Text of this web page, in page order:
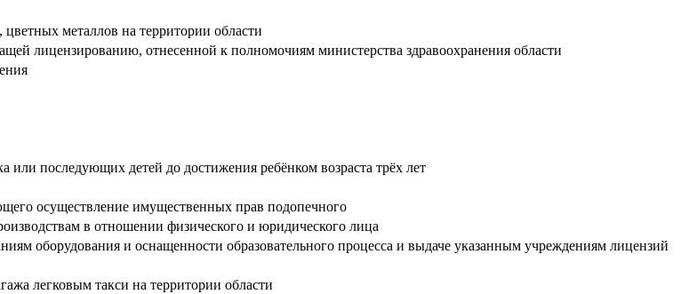
металлов на территории области
лицензированию, отнесенной к полномочиям министерства здравоохранения области
или последующих детей до достижения ребёнком возраста трёх лет
осуществление имущественных прав подопечного
в отношении физического и юридического лица
оборудования и оснащенности образовательного процесса и выдаче указанным учреждениям лицензий
легковым такси на территории области